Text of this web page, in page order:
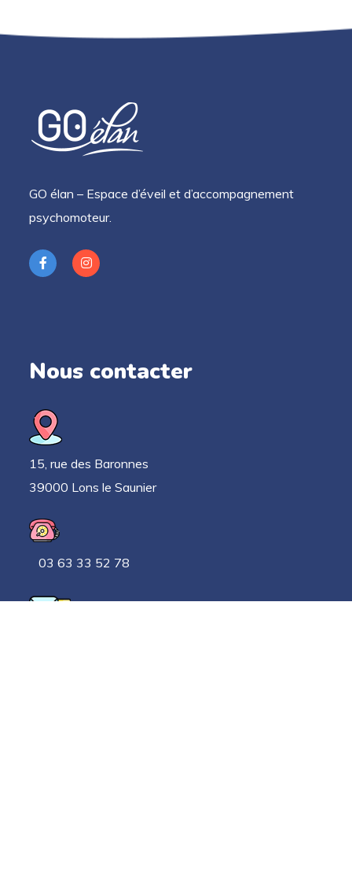
GO élan – Espace d’éveil et d’accompagnement
psychomoteur.
Nous contacter
15, rue des Baronnes
39000 Lons le Saunier
03 63 33 52 78